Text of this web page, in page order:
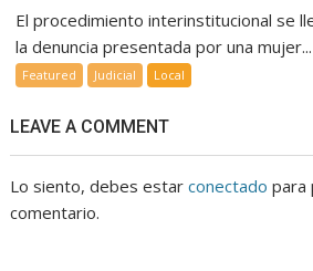
El procedimiento interinstitucional se
la denuncia presentada por una mujer...
Featured Judicial Local
LEAVE A COMMENT
Lo siento, debes estarconectado para
comentario.